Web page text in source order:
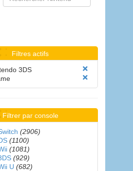
Filtres actifs
3DS
Filtrer par console
(2906)
(1100)
(1081)
(929)
U (682)